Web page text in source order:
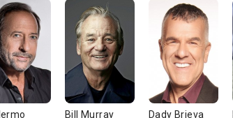
Bill Murray Dady Brieva